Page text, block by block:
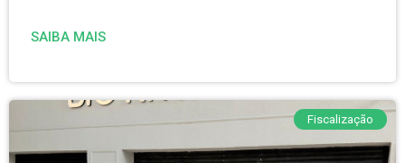
SAIBA MAIS
Fiscalização